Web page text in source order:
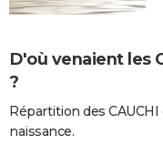
D'où venaient les
?
Répartition des
naissance.